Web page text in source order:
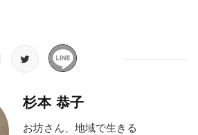
杉本 恭子
お坊さん、地域で生きる